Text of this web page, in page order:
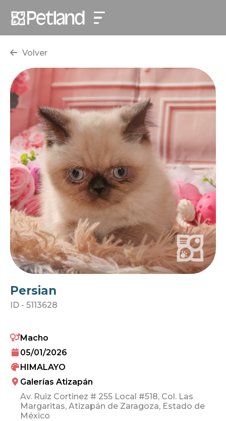
Volver
Persian
ID - 5113628
Macho
05/01/2026
HIMALAYO
Galerías Atizapán
Av. Ruiz Cortinez # 255 Local #518, Col. Las
Margaritas, Atizapán de Zaragoza, Estado de
México